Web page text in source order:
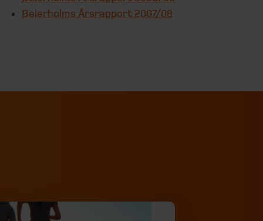
Beierholms Årsrapport 2007/08